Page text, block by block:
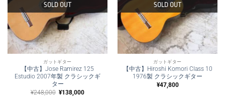
SOLD OUT
ガットギター
【中古】Jose Ramirez 125
Estudio 2007年製 クラシックギ
ター
¥248,000 元
¥138,000現
SOLD OUT
ガットギター
【中古】Hiroshi Komori Class 10
1976製 クラシックギター
¥47,800